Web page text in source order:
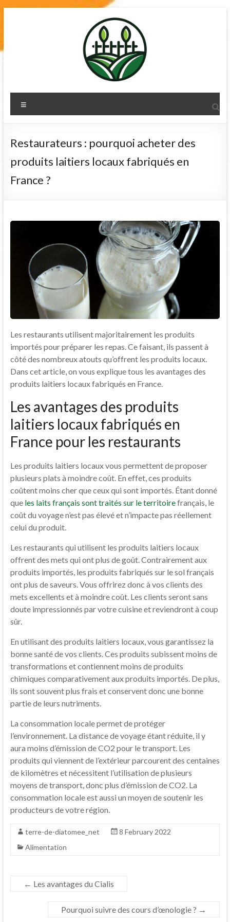
terre-de-
diatomee.net
Restaurateurs : pourquoi acheter des
produits laitiers locaux fabriqués en
France ?
Les restaurants utilisent majoritairement les produits
importés pour préparer les repas. Ce faisant, ils passent à
côté des nombreux atouts qu’offrent les produits locaux.
Dans cet article, on vous explique tous les avantages des
produits laitiers locaux fabriqués en France.
Les avantages des produits
laitiers locaux fabriqués en
France pour les restaurants
Les produits laitiers locaux vous permettent de proposer
plusieurs plats à moindre coût. En effet, ces produits
coûtent moins cher que ceux qui sont importés. Étant donné
que les laits français sont traités sur le territoirefrançais, le
coût du voyage n’est pas élevé et n’impacte pas réellement
celui du produit.
Les restaurants qui utilisent les produits laitiers locaux
offrent des mets qui ont plus de goût. Contrairement aux
produits importés, les produits fabriqués sur le sol français
ont plus de saveurs. Vous offrirez donc à vos clients des
mets excellents et à moindre coût. Les clients seront sans
doute impressionnés par votre cuisine et reviendront à coup
sûr.
En utilisant des produits laitiers locaux, vous garantissez la
bonne santé de vos clients. Ces produits subissent moins de
transformations et contiennent moins de produits
chimiques comparativement aux produits importés. De plus,
ils sont souvent plus frais et conservent donc une bonne
partie de leurs nutriments.
La consommation locale permet de protéger
l’environnement. La distance de voyage étant réduite, il y
aura moins d’émission de CO2 pour le transport. Les
produits qui viennent de l’extérieur parcourent des centaines
de kilomètres et nécessitent l’utilisation de plusieurs
moyens de transport, donc plus d’émission de CO2. La
consommation locale est aussi un moyen de soutenir les
producteurs de votre région.
terre-de-diatomee_net
8 February 2022
Alimentation
← Les avantages du Cialis
Pourquoi suivre des cours d’œnologie ? →